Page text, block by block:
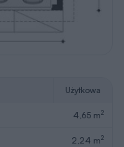
Użytkowa
4,65 m2
2,24 m2